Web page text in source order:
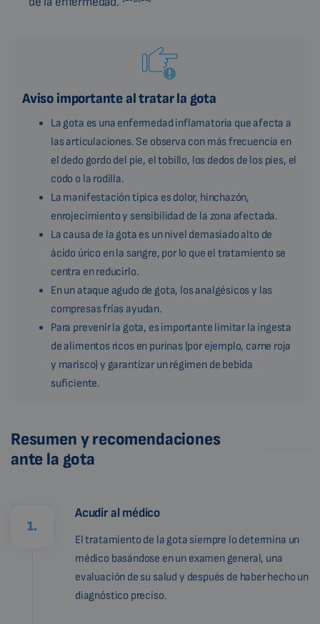
Aviso importante al tratar la gota
La gota es una enfermedad inflamatoria que afecta a
las articulaciones. Se observa con más frecuencia en
el dedo gordo del pie, el tobillo, los dedos de los pies, el
codo o la rodilla.
La manifestación típica es dolor, hinchazón,
enrojecimiento y sensibilidad de la zona afectada.
La causa de la gota es un nivel demasiado alto de
ácido úrico en la sangre, por lo que el tratamiento se
centra en reducirlo.
En un ataque agudo de gota, los analgésicos y las
compresas frías ayudan.
Para prevenir la gota, es importante limitar la ingesta
de alimentos ricos en purinas (por ejemplo, carne roja
y marisco) y garantizar un régimen de bebida
suficiente.
Resumen y recomendaciones
ante la gota
1.
Acudir al médico
El tratamiento de la gota siempre lo determina un
médico basándose en un examen general, una
evaluación de su salud y después de haber hecho un
diagnóstico preciso.